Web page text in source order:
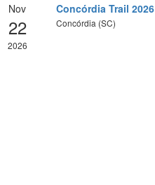
Nov
22
2026
Concórdia Trail 2026
Concórdia (SC)